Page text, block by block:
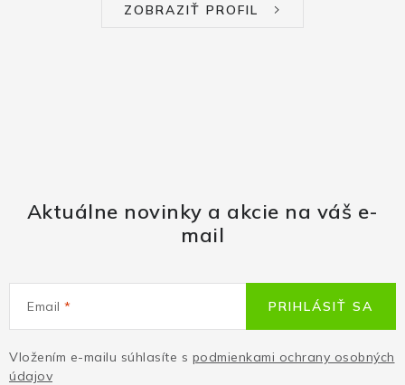
ZOBRAZIŤ PROFIL
Aktuálne novinky a akcie na váš e-
mail
Email
Vložením e-mailu súhlasíte s podmienkami ochrany osobných
údajov
PRIHLÁSIŤ SA